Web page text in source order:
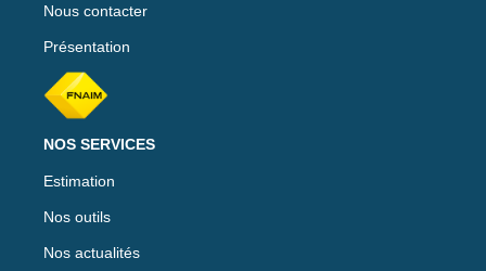
Nous contacter
Présentation
NOS SERVICES
Estimation
Nos outils
Nos actualités